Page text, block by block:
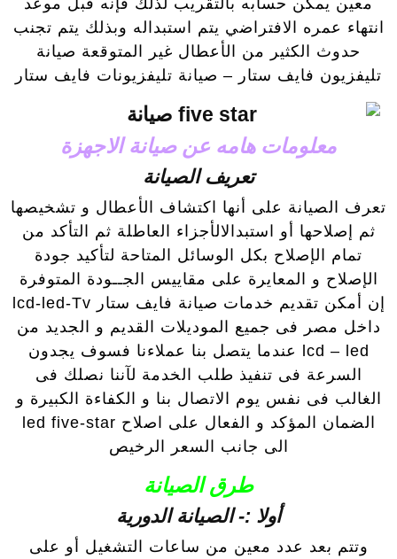
معين يمكن حسابه بالتقريب لذلك فإنه قبل موعد
انتهاء عمره الافتراضي يتم استبداله وبذلك يتم تجنب
حدوث الكثير من الأعطال غير المتوقعة صيانة
تليفزيون فايف ستار – صيانة تليفزيونات فايف ستار
معلومات هامه عن صيانة الاجهزة
تعريف الصيانة
تعرف الصيانة على أنها اكتشاف الأعطال و تشخيصها
ثم إصلاحها أو استبدالالأجزاء العاطلة ثم التأكد من
تمام الإصلاح بكل الوسائل المتاحة لتأكيد جودة
الإصلاح و المعايرة على مقاييس الجــودة المتوفرة
إن أمكن تقديم خدمات صيانة فايف ستار lcd-led-Tv
داخل مصر فى جميع الموديلات القديم و الجديد من
lcd – led عندما يتصل بنا عملاءنا فسوف يجدون
السرعة فى تنفيذ طلب الخدمة لآننا نصلك فى
الغالب فى نفس يوم الاتصال بنا و الكفاءة الكبيرة و
الضمان المؤكد و الفعال على اصلاح led five-star
الى جانب السعر الرخيص
طرق الصيانة
أولا :- الصيانة الدورية
وتتم بعد عدد معين من ساعات التشغيل أو على